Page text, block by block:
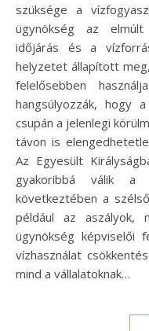
szüksége a
ügynökség az
időjárás és a
helyzetet állapított
felelősebben
hangsúlyozzák, hogy
csupán a jelenlegi
távon is
Az Egyesült
gyakoribbá válik a
következtében a
például az aszályok,
ügynökség képviselői
vízhasználat
mind a vállalatoknak…